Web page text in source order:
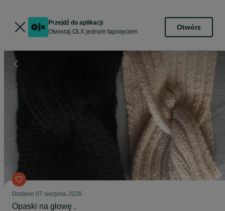
Przejdź do aplikacji
Otwieraj OLX jednym tapnięciem
Otwórz
Dodane 07 sierpnia 2026
Opaski na głowę .